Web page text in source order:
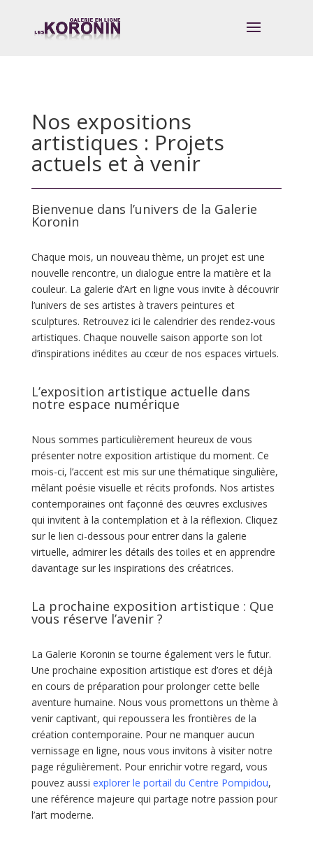
Nos expositions
artistiques : Projets
actuels et à venir
Bienvenue dans l’univers de la Galerie
Koronin
Chaque mois, un nouveau thème, un projet est une
nouvelle rencontre, un dialogue entre la matière et la
couleur. La galerie d’Art en ligne vous invite à découvrir
l’univers de ses artistes à travers peintures et
sculptures. Retrouvez ici le calendrier des rendez-vous
artistiques. Chaque nouvelle saison apporte son lot
d’inspirations inédites au cœur de nos espaces virtuels.
L’exposition artistique actuelle dans
notre espace numérique
Nous sommes particulièrement heureux de vous
présenter notre exposition artistique du moment. Ce
mois-ci, l’accent est mis sur une thématique singulière,
mêlant poésie visuelle et récits profonds. Nos artistes
contemporaines ont façonné des œuvres exclusives
qui invitent à la contemplation et à la réflexion. Cliquez
sur le lien ci-dessous pour entrer dans la galerie
virtuelle, admirer les détails des toiles et en apprendre
davantage sur les inspirations des créatrices.
La prochaine exposition artistique : Que
vous réserve l’avenir ?
La Galerie Koronin se tourne également vers le futur.
Une prochaine exposition artistique est d’ores et déjà
en cours de préparation pour prolonger cette belle
aventure humaine. Nous vous promettons un thème à
venir captivant, qui repoussera les frontières de la
création contemporaine. Pour ne manquer aucun
vernissage en ligne, nous vous invitons à visiter notre
page régulièrement. Pour enrichir votre regard, vous
pouvez aussi explorer le portail du Centre Pompidou,
une référence majeure qui partage notre passion pour
l’art moderne.